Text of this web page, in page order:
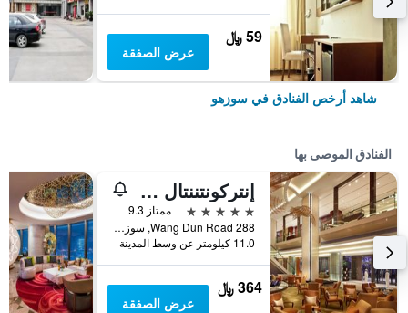
59 ﷼
عرض الصفقة
شاهد أرخص الفنادق في سوزهو
الفنادق الموصى بها
إنتركونتننتال سوتشو باي آيتش جي
5 نجوم
ممتاز 9.3
288 Wang Dun Road, سوزهو, الصين
11.0 كيلومتر عن وسط المدينة
364 ﷼
عرض الصفقة